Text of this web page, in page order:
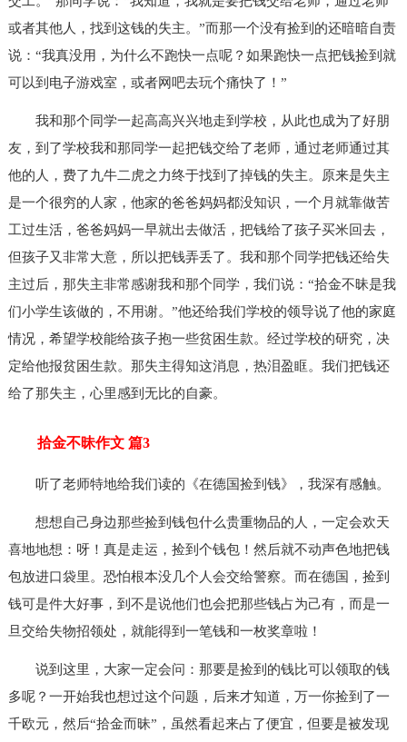
或者其他人，找到这钱的失主。”而那一个没有捡到的还暗暗自责
说：“我真没用，为什么不跑快一点呢？如果跑快一点把钱捡到就
可以到电子游戏室，或者网吧去玩个痛快了！”
我和那个同学一起高高兴兴地走到学校，从此也成为了好朋
友，到了学校我和那同学一起把钱交给了老师，通过老师通过其
他的人，费了九牛二虎之力终于找到了掉钱的失主。原来是失主
是一个很穷的人家，他家的爸爸妈妈都没知识，一个月就靠做苦
工过生活，爸爸妈妈一早就出去做活，把钱给了孩子买米回去，
但孩子又非常大意，所以把钱弄丢了。我和那个同学把钱还给失
主过后，那失主非常感谢我和那个同学，我们说：“拾金不昧是我
们小学生该做的，不用谢。”他还给我们学校的领导说了他的家庭
情况，希望学校能给孩子抱一些贫困生款。经过学校的研究，决
定给他报贫困生款。那失主得知这消息，热泪盈眶。我们把钱还
给了那失主，心里感到无比的自豪。
拾金不昧作文 篇3
听了老师特地给我们读的《在德国捡到钱》，我深有感触。
想想自己身边那些捡到钱包什么贵重物品的人，一定会欢天
喜地地想：呀！真是走运，捡到个钱包！然后就不动声色地把钱
包放进口袋里。恐怕根本没几个人会交给警察。而在德国，捡到
钱可是件大好事，到不是说他们也会把那些钱占为己有，而是一
旦交给失物招领处，就能得到一笔钱和一枚奖章啦！
说到这里，大家一定会问：那要是捡到的钱比可以领取的钱
多呢？一开始我也想过这个问题，后来才知道，万一你捡到了一
千欧元，然后“拾金而昧”，虽然看起来占了便宜，但要是被发现